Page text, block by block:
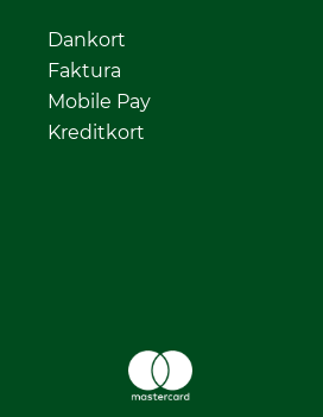
Dankort
Faktura
Mobile Pay
Kreditkort